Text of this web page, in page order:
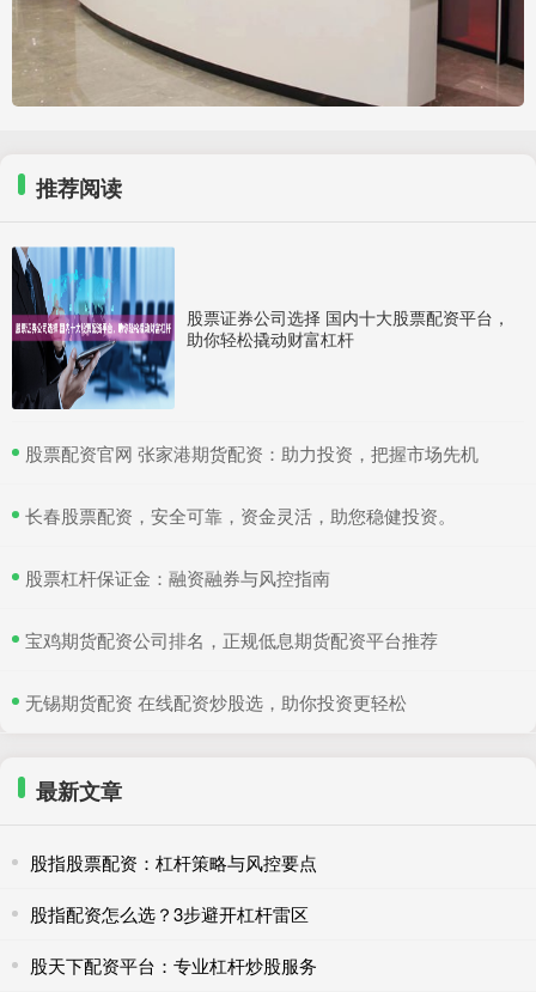
推荐阅读
股票证券公司选择 国内十大股票配资平台，
助你轻松撬动财富杠杆
​股票配资官网 张家港期货配资：助力投资，把握市场先机
​长春股票配资，安全可靠，资金灵活，助您稳健投资。
​股票杠杆保证金：融资融券与风控指南
​宝鸡期货配资公司排名，正规低息期货配资平台推荐
​无锡期货配资 在线配资炒股选，助你投资更轻松
最新文章
股指股票配资：杠杆策略与风控要点
股指配资怎么选？3步避开杠杆雷区
股天下配资平台：专业杠杆炒股服务